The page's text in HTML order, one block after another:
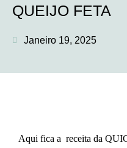
QUEIJO FETA
Janeiro 19, 2025
Aqui fica a receita da